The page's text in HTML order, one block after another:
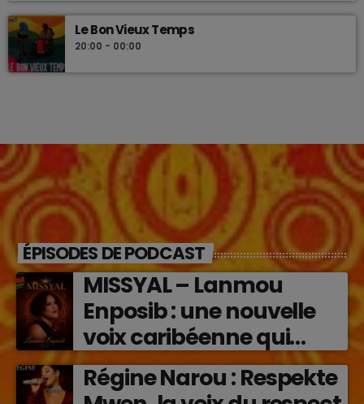
Le Bon Vieux Temps
20:00 - 00:00
ÉPISODES DE PODCAST
MISSYAL – Lanmou
Enposib : une nouvelle
voix caribéenne qui
transforme les émotions
en musique (2026)
Régine Narou : Respekte